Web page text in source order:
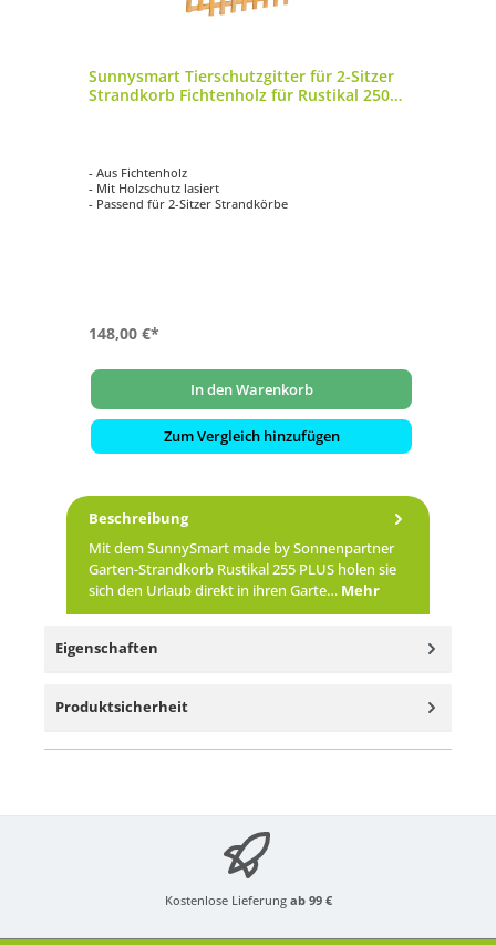
Sunnysmart Tierschutzgitter für 2-Sitzer
Strandkorb Fichtenholz für Rustikal 250
- Aus Fichtenholz
- Mit Holzschutz lasiert
- Passend für 2-Sitzer Strandkörbe
148,00 €*
In den Warenkorb
Zum Vergleich hinzufügen
Beschreibung
Mit dem SunnySmart made by Sonnenpartner
Garten-Strandkorb Rustikal 255 PLUS holen sie
sich den Urlaub direkt in ihren Garte… Mehr
Eigenschaften
Produktsicherheit
Kostenlose Lieferung ab 99 €